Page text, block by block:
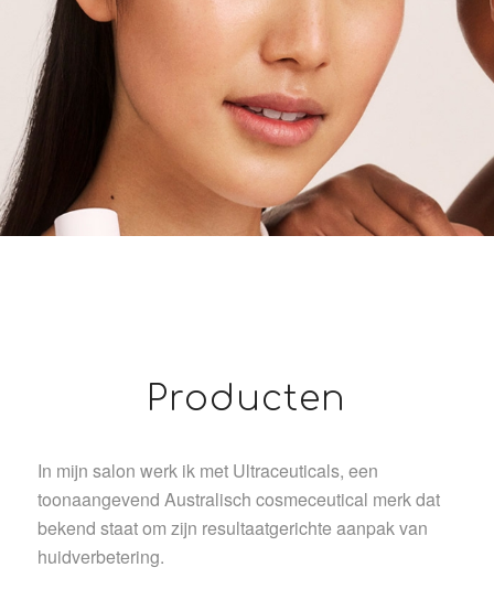
Producten
In mijn salon werk ik met Ultraceuticals, een
toonaangevend Australisch cosmeceutical merk dat
bekend staat om zijn resultaatgerichte aanpak van
huidverbetering.